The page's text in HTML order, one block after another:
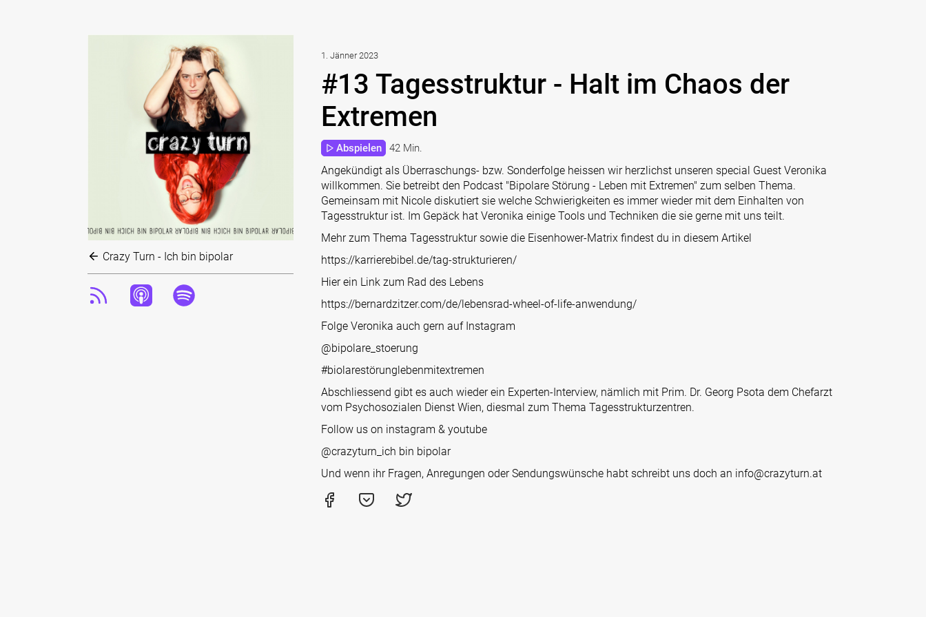
Crazy Turn - Ich bin bipolar
1. Jänner 2023
#13 Tagesstruktur - Halt im Chaos der
Extremen
Abspielen 42 Min.
Angekündigt als Überraschungs- bzw. Sonderfolge heissen wir herzlichst unseren special Guest Veronika
willkommen. Sie betreibt den Podcast "Bipolare Störung - Leben mit Extremen" zum selben Thema.
Gemeinsam mit Nicole diskutiert sie welche Schwierigkeiten es immer wieder mit dem Einhalten von
Tagesstruktur ist. Im Gepäck hat Veronika einige Tools und Techniken die sie gerne mit uns teilt.
Mehr zum Thema Tagesstruktur sowie die Eisenhower-Matrix findest du in diesem Artikel
https://karrierebibel.de/tag-strukturieren/
Hier ein Link zum Rad des Lebens
https://bernardzitzer.com/de/lebensrad-wheel-of-life-anwendung/
Folge Veronika auch gern auf Instagram
@bipolare_stoerung
#biolarestörunglebenmitextremen
Abschliessend gibt es auch wieder ein Experten-Interview, nämlich mit Prim. Dr. Georg Psota dem Chefarzt
vom Psychosozialen Dienst Wien, diesmal zum Thema Tagesstrukturzentren.
Follow us on instagram & youtube
@crazyturn_ich bin bipolar
Und wenn ihr Fragen, Anregungen oder Sendungswünsche habt schreibt uns doch an info@crazyturn.at